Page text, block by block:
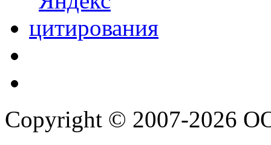
Copyright © 2007-2026